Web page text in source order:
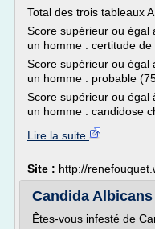
Total des trois tableaux
Score supérieur ou égal
un homme : certitude de
Score supérieur ou égal
un homme : probable
Score supérieur ou égal
un homme : candidose
Lire la suite
Site : http://
Candida
Êtes-vous infesté de